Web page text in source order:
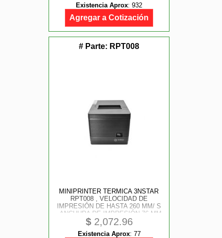
Existencia Aprox: 932
Agregar a Cotización
# Parte: RPT008
MINIPRINTER TERMICA 3NSTAR
RPT008 , VELOCIDAD DE
IMPRESIÓN DE HASTA 260 MM/ S
, ANCHURA DE IMPRESIÓN 76 MM
, NEGRO , INTERFAZ USB +
ETHERNET , CORTE AUTOMÁTICO
$2,072.96
Existencia Aprox: 77